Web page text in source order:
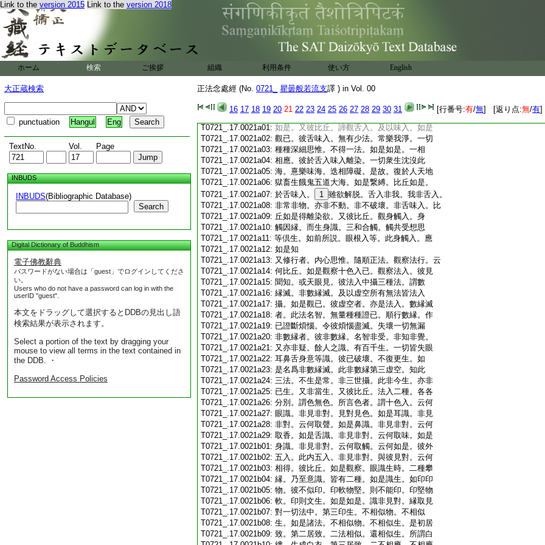
Link to the version 2015 Link to the version 2018
ホーム 検索 ご挨拶 組織 利用条件 使い方 English
大正蔵検索
punctuation Hangul Eng
TextNo. Vol. Page
INBUDS
INBUDS(Bibliographic Database)
Search
Digital Dictionary of Buddhism
電子佛教辭典
パスワードがない場合は「guest」でログインしてくださ
い。
Users who do not have a password can log in with the
userID "guest".
本文をドラッグして選択するとDDBの見出し語
検索結果が表示されます。
Select a portion of the text by dragging your
mouse to view all terms in the text contained in
the DDB. ・
Password Access Policies
正法念處經 (No. 0721_ 瞿曇般若流支譯 ) in Vol. 00
16 17 18 19 20 21 22 23 24 25 26 27 28 29 30 31 [行番号:有/無] [返り点:無/有]
T0721_.17.0020c19:物不壞。此入無常苦空無我。彼人如是知鼻
T0721_.17.0020c20:香入一切非我。非是我所。如是正知。唯有分
T0721_.17.0020c21:別此鼻香入。如是唯縛。愚癡凡夫。非黠慧
T0721_.17.0020c22:者。比丘如是一種觀察
又彼比丘。觀舌味入。彼念等縁而生舌識。三
和合觸。觸共受想思等倶生。彼隨順覺。名爲
T0721_.17.0020c25:受 5
相。知是想相。對是觸相想是思相。想縁
T0721_.17.0020c26:
於相。彼如是法。各各自相。復平等相。異因
T0721_.17.0020c27:縁生。如是一切。共成一事。譬如因筒因鉗
T0721_.17.0020c28:因糠因水因 6 瓫。金師因縁。作一指環。若作
T0721_.17.0021a01: 如是。又彼比丘。諦觀舌入。及以味入。如是
T0721_.17.0021a02: 觀已。彼舌味入。無有少法。常樂我淨。一切
T0721_.17.0021a03: 種種深細思惟。不得一法。如是如是。一相
T0721_.17.0021a04: 相應。彼於舌入味入離染。一切衆生沈沒此
T0721_.17.0021a05: 海。憙樂味海。迭相障礙。是故。復於人天地
T0721_.17.0021a06: 獄畜生餓鬼五道大海。如是繋縛。比丘如是。
T0721_.17.0021a07: 於舌味入。 1 雖欲解脱。舌入非我。我非舌入。
T0721_.17.0021a08: 非常非物。亦非不動。非不破壞。非舌味入。比
T0721_.17.0021a09: 丘如是得離染欲。又彼比丘。觀身觸入。身
T0721_.17.0021a10: 觸因縁。而生身識。三和合觸。觸共受想思
T0721_.17.0021a11: 等倶生。如前所説。眼根入等。此身觸入。應
T0721_.17.0021a12: 如是知
T0721_.17.0021a13: 又修行者。内心思惟。隨順正法。觀察法行。云
T0721_.17.0021a14: 何比丘。如是觀察十色入已。觀察法入。彼見
T0721_.17.0021a15: 聞知。或天眼見。彼法入中攝三種法。謂數
T0721_.17.0021a16: 縁滅。非數縁滅。及以虚空所有無法皆法入
T0721_.17.0021a17: 攝。如是觀已。彼虚空者。亦是法入。數縁滅
T0721_.17.0021a18: 者。此法名智。無量種種證已。順行數縁。作
T0721_.17.0021a19: 已證斷煩惱。令彼煩惱盡滅。失壞一切無漏
T0721_.17.0021a20: 非數縁者。彼非數縁。名智非受。非知非覺。
T0721_.17.0021a21: 又亦非疑。餘人之識。有百千生。一切皆失眼
T0721_.17.0021a22: 耳鼻舌身意等識。彼已破壞。不復更生。如
T0721_.17.0021a23: 是名爲非數縁滅。此非數縁第三虚空。知此
T0721_.17.0021a24: 三法。不生是常。非三世攝。此非今生。亦非
T0721_.17.0021a25: 已生。又非當生。又彼比丘。法入二種。各各
T0721_.17.0021a26: 分別。謂色無色。所言色者。謂十色入。云何
T0721_.17.0021a27: 眼識。非見非對。見對見色。如是耳識。非見
T0721_.17.0021a28: 非對。云何取聲。如是鼻識。非見非對。云何
T0721_.17.0021a29: 取香。如是舌識。非見非對。云何取味。如是
T0721_.17.0021b01: 身識。非見非對。云何取觸。云何如是。彼外
T0721_.17.0021b02: 五入。此内五入。非見非對。與彼見對。云何
T0721_.17.0021b03: 相得。彼比丘。如是觀察。眼識生時。二種攀
T0721_.17.0021b04: 縁。乃至意識。皆有二種。如是識生。如印印
T0721_.17.0021b05: 物。彼不似印。印軟物堅。則不能印。印堅物
T0721_.17.0021b06: 軟。印則文生。如是如是。識非見對。縁取見
T0721_.17.0021b07: 對一切法中。第三印生。不相似物。不相似
T0721_.17.0021b08: 生。如是諸法。不相似物。不相似生。是初居
T0721_.17.0021b09: 致。第二居致。二法相似。還相似生。所謂白